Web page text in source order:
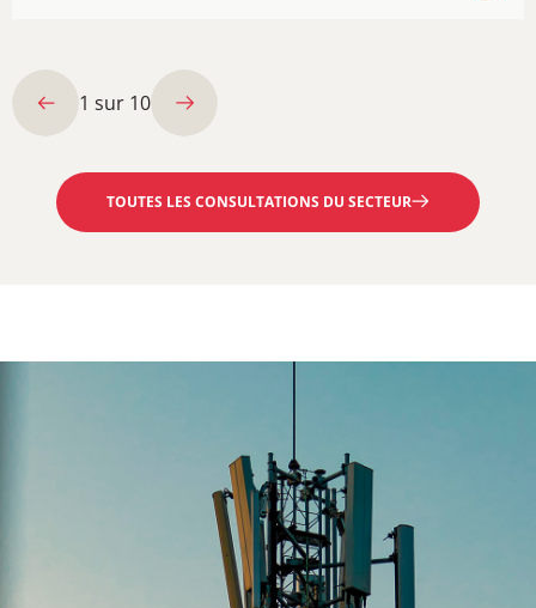
1 sur 10
TOUTES LES CONSULTATIONS DU SECTEUR